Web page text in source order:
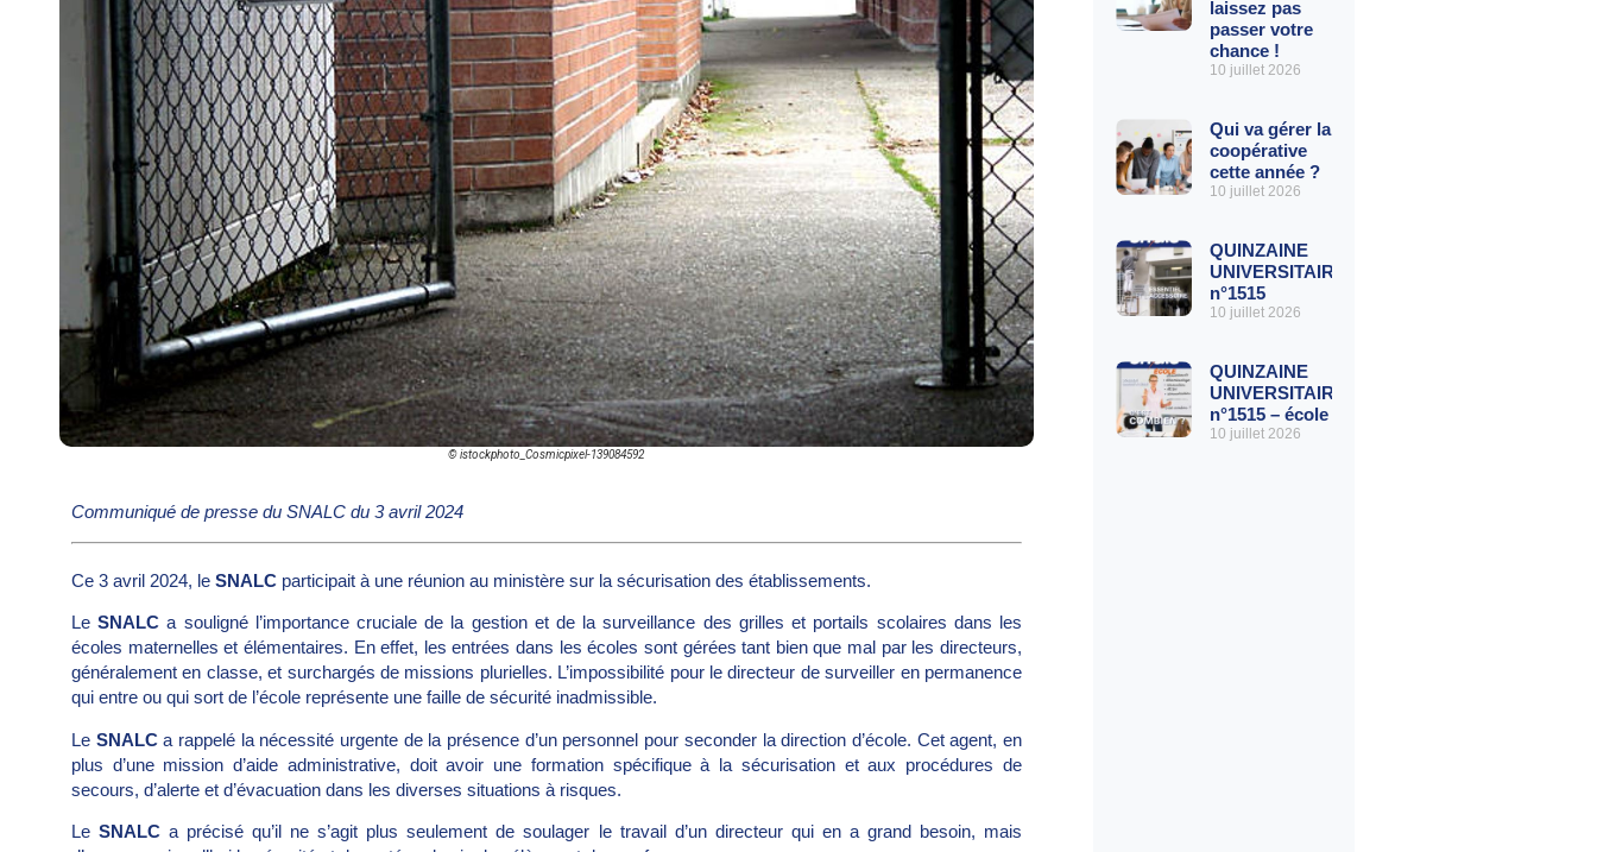
© istockphoto_Cosmicpixel-139084592
Communiqué de presse du SNALC du 3 avril 2024
Ce 3 avril 2024, le SNALC participait à une réunion au ministère sur la sécurisation des établissements.
LeSNALC a souligné l’importance cruciale de la gestion et de la surveillance des grilles et portails scolaires dans les
écoles maternelles et élémentaires. En effet, les entrées dans les écoles sont gérées tant bien que mal par les directeurs,
généralement en classe, et surchargés de missions plurielles. L’impossibilité pour le directeur de surveiller en permanence
qui entre ou qui sort de l’école représente une faille de sécurité inadmissible.
Le SNALCa rappelé la nécessité urgente de la présence d’un personnel pour seconder la direction d’école. Cet agent, en
plus d’une mission d’aide administrative, doit avoir une formation spécifique à la sécurisation et aux procédures de
secours, d’alerte et d’évacuation dans les diverses situations à risques.
LeSNALC a précisé qu’il ne s’agit plus seulement de soulager le travail d’un directeur qui en a grand besoin, mais
laissez pas
passer votre
chance !
10 juillet 2026
Qui va gérer la
coopérative
cette année ?
10 juillet 2026
QUINZAINE
UNIVERSITAIRE
n°1515
10 juillet 2026
QUINZAINE
UNIVERSITAIRE
n°1515 – école
10 juillet 2026